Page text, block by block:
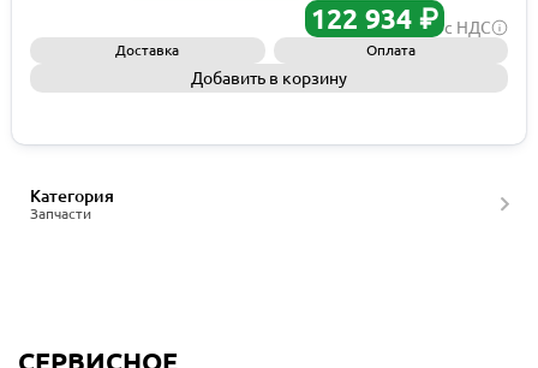
122 934 ₽ с НДС
Доставка Оплата
Добавить в корзину
Запчасти
Категория
СЕРВИСНОЕ